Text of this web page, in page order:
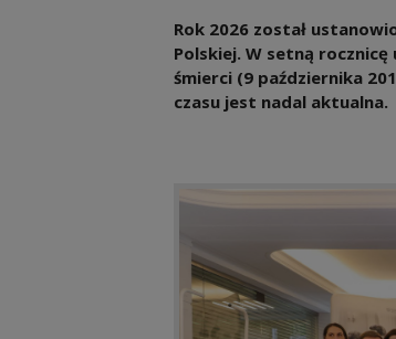
Rok 2026 został
Polskiej. W setną
śmierci (9 października
czasu jest nadal aktualna.